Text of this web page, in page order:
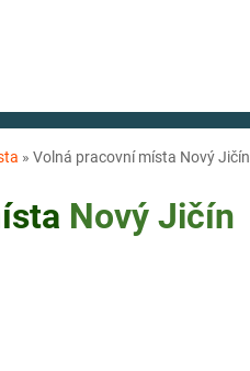
» Volná pracovní místa Nový Jičín
Nový Jičín